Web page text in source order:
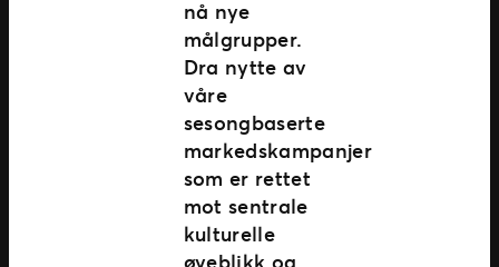
nå nye
målgrupper.
Dra nytte av
våre
sesongbaserte
markedskampanjer
som er rettet
mot sentrale
kulturelle
øyeblikk og